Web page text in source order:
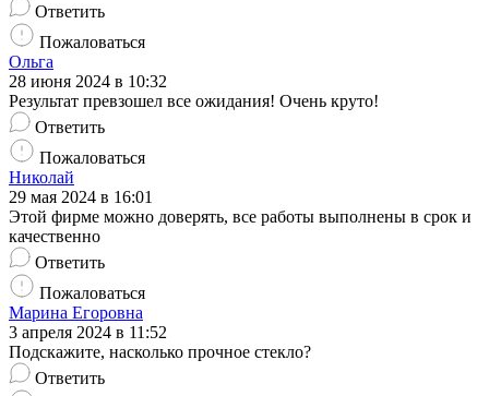
Ответить
Пожаловаться
Ольга
28 июня 2024 в 10:32
Результат превзошел все ожидания! Очень круто!
Ответить
Пожаловаться
Николай
29 мая 2024 в 16:01
Этой фирме можно доверять, все работы выполнены в срок и
качественно
Ответить
Пожаловаться
Марина Егоровна
3 апреля 2024 в 11:52
Подскажите, насколько прочное стекло?
Ответить